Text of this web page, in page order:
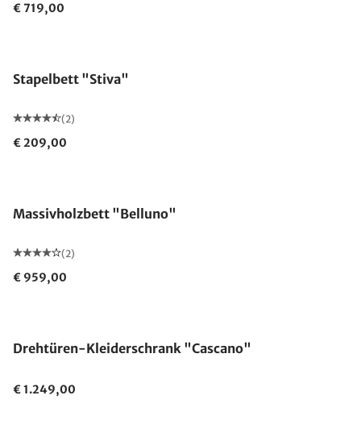
€ 719,00
Stapelbett "Stiva"
(2)
€ 209,00
Massivholzbett "Belluno"
(2)
€ 959,00
Drehtüren-Kleiderschrank "Cascano"
€ 1.249,00